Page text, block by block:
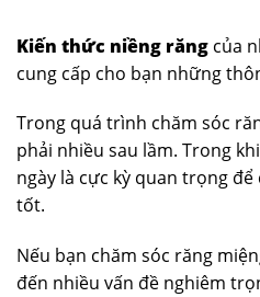
Kiến thức niềng răng của
cung cấp cho bạn những
Trong quá trình chăm sóc
phải nhiều sau lầm. Trong
ngày là cực kỳ quan trọng
tốt.
Nếu bạn chăm sóc răng
đến nhiều vấn đề nghiêm